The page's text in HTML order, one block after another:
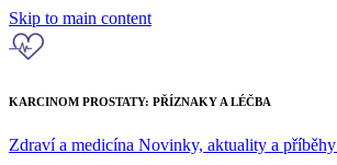
Skip to main content
KARCINOM PROSTATY: PŘÍZNAKY A LÉČBA
Zdraví a medicína Novinky, aktuality a příběhy